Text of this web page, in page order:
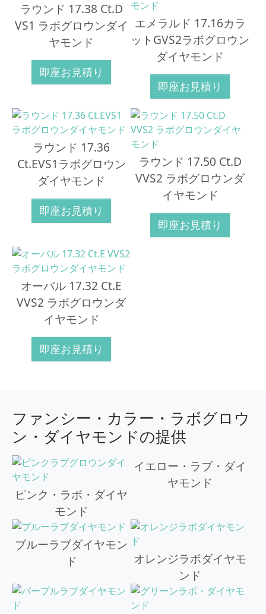
ラウンド 17.38 Ct.D
VS1 ラボグロウンダイ
ヤモンド
即座お見積り
エメラルド 17.16カラ
ットGVS2ラボグロウン
ダイヤモンド
即座お見積り
ラウンド 17.36
Ct.EVS1ラボグロウン
ダイヤモンド
即座お見積り
ラウンド 17.50 Ct.D
VVS2 ラボグロウンダ
イヤモンド
即座お見積り
オーバル 17.32 Ct.E
VVS2 ラボグロウンダ
イヤモンド
即座お見積り
ファンシー・カラー・ラボグロウ
ン・ダイヤモンドの提供
ピンク・ラボ・ダイヤ
モンド
イエロー・ラブ・ダイ
ヤモンド
ブルーラブダイヤモン
ド
オレンジラボダイヤモ
ンド